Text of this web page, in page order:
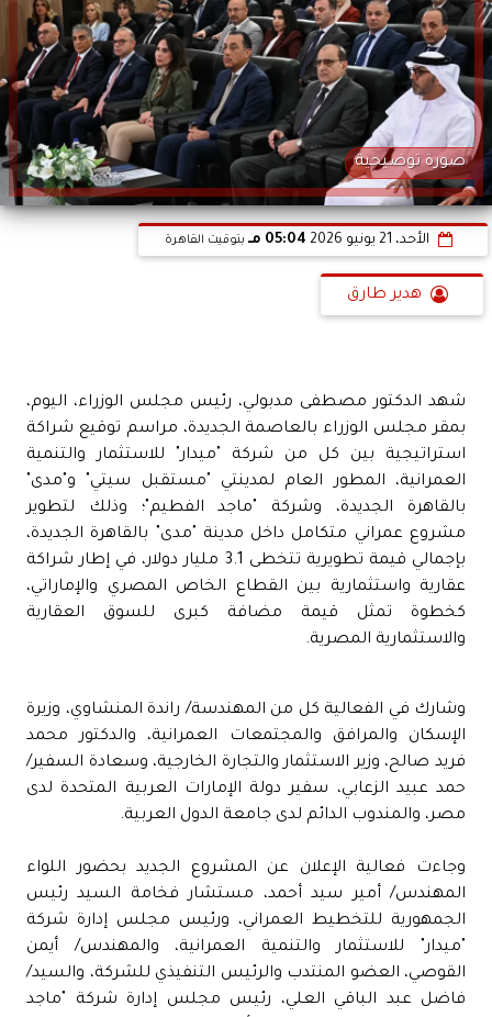
صورة توضيحية
الأحد، 21 يونيو 2026 05:04 مـ بتوقيت القاهرة
هدير طارق
شهد الدكتور مصطفى مدبولي، رئيس مجلس الوزراء، اليوم،
بمقر مجلس الوزراء بالعاصمة الجديدة، مراسم توقيع شراكة
استراتيجية بين كل من شركة "ميدار" للاستثمار والتنمية
العمرانية، المطور العام لمدينتي "مستقبل سيتي" و"مدى"
بالقاهرة الجديدة، وشركة "ماجد الفطيم"؛ وذلك لتطوير
مشروع عمراني متكامل داخل مدينة "مدى" بالقاهرة الجديدة،
بإجمالي قيمة تطويرية تتخطى 3.1 مليار دولار، في إطار شراكة
عقارية واستثمارية بين القطاع الخاص المصري والإماراتي،
كخطوة تمثل قيمة مضافة كبرى للسوق العقارية
والاستثمارية المصرية.
وشارك في الفعالية كل من المهندسة/ راندة المنشاوي، وزيرة
الإسكان والمرافق والمجتمعات العمرانية، والدكتور محمد
فريد صالح، وزير الاستثمار والتجارة الخارجية، وسعادة السفير/
حمد عبيد الزعابي، سفير دولة الإمارات العربية المتحدة لدى
مصر، والمندوب الدائم لدى جامعة الدول العربية.
وجاءت فعالية الإعلان عن المشروع الجديد بحضور اللواء
المهندس/ أمير سيد أحمد، مستشار فخامة السيد رئيس
الجمهورية للتخطيط العمراني، ورئيس مجلس إدارة شركة
"ميدار" للاستثمار والتنمية العمرانية، والمهندس/ أيمن
القوصي، العضو المنتدب والرئيس التنفيذي للشركة، والسيد/
فاضل عبد الباقي العلي، رئيس مجلس إدارة شركة "ماجد